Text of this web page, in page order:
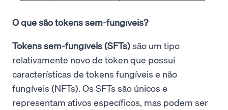
O que são tokens sem-fungíveis?
Tokens sem-fungíveis (SFTs)são um tipo
relativamente novo de token que possui
características de tokens fungíveis e não
fungíveis (NFTs). Os SFTs são únicos e
representam ativos específicos, mas podem ser